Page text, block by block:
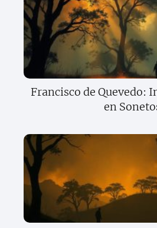
Francisco de Quevedo:
en